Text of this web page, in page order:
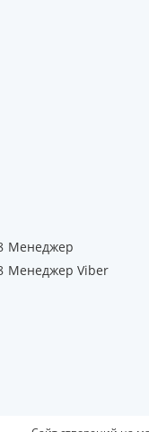
Менеджер
Менеджер Viber